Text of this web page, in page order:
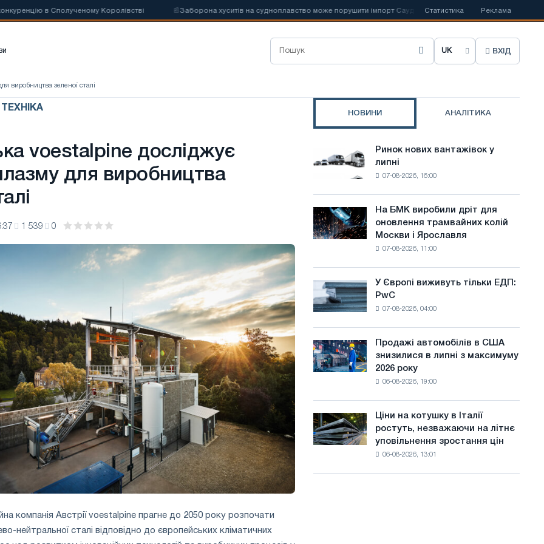
в Сполученому Королівстві Заборона хуситів на судноплавство може порушити імпорт Саудівської сталі Іспанська Acerinox
Статистика Реклама
О
р
м
в
у
а
у
ВХІД
виробництва зеленої сталі
voestalpine досліджує
для виробництва
1 539 0
компанія Австрії voestalpine прагне до 2050 року розпочати
нейтральної сталі відповідно до європейських кліматичних
НОВИНИ АНАЛІТИКА
Ринок
нових
вантажівок
Ринок нових вантажівок у
липні
07-08-2026, 16:00
На
БМК
виробили
трамвайних
колій
і
Ярославля
На БМК виробили дріт для
оновлення трамвайних колій
Москви і Ярославля
07-08-2026, 11:00
Європі
виживуть
PwC
У Європі виживуть тільки ЕДП:
PwC
07-08-2026, 04:00
Продажі
автомобілів
в
липні
з
року
Продажі автомобілів в США
знизилися в липні з максимуму
2026 року
06-08-2026, 19:00
Ціни
на
котушку
Ціни на котушку в Італії
ростуть, незважаючи на літнє
уповільнення зростання цін
06-08-2026, 13:01